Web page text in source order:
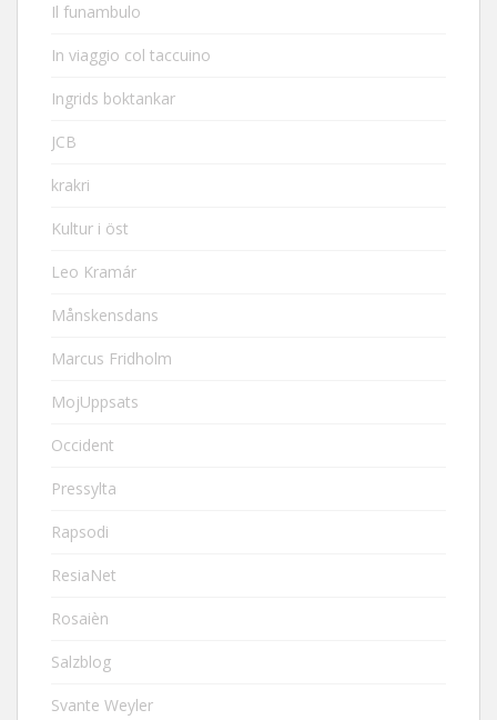
Il funambulo
In viaggio col taccuino
Ingrids boktankar
JCB
krakri
Kultur i öst
Leo Kramár
Månskensdans
Marcus Fridholm
MojUppsats
Occident
Pressylta
Rapsodi
ResiaNet
Rosaièn
Salzblog
Svante Weyler